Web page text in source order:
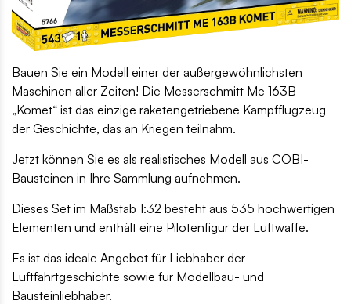
Bauen Sie ein Modell einer der außergewöhnlichsten
Maschinen aller Zeiten! Die Messerschmitt Me 163B
„Komet“ ist das einzige raketengetriebene Kampfflugzeug
der Geschichte, das an Kriegen teilnahm.
Jetzt können Sie es als realistisches Modell aus COBI-
Bausteinen in Ihre Sammlung aufnehmen.
Dieses Set im Maßstab 1:32 besteht aus 535 hochwertigen
Elementen und enthält eine Pilotenfigur der Luftwaffe.
Es ist das ideale Angebot für Liebhaber der
Luftfahrtgeschichte sowie für Modellbau- und
Bausteinliebhaber.